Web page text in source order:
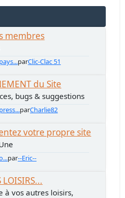
membres
parClic-Clac 51
du Site
bugs & suggestions
parCharlie82
votre propre site
par--Eric--
LOISIRS...
à vos autres loisirs,